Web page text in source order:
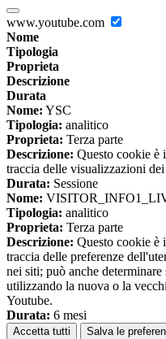
www.youtube.com
Nome
Tipologia
Proprieta
Descrizione
Durata
Nome: YSC
Tipologia: analitico
Proprieta: Terza parte
Descrizione: Questo cookie è
traccia delle visualizzazioni
Durata: Sessione
Nome:
Tipologia: analitico
Proprieta: Terza parte
Descrizione: Questo cookie è
traccia delle preferenze
nei siti; può anche
utilizzando la nuova o la
Youtube.
Durata: 6 mesi
Accetta tutti Salva le